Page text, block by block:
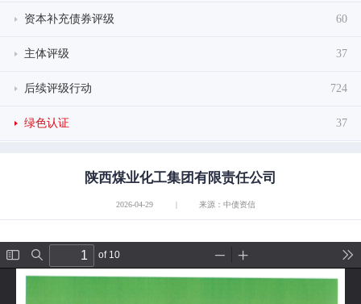
资本补充债券评级 60
主体评级 37
后续评级行动 724
绿色认证 37
陕西煤业化工集团有限责任公司
2026-04-29 | 来源：中债资信